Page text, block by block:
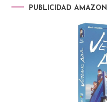
PUBLICIDAD AMAZON